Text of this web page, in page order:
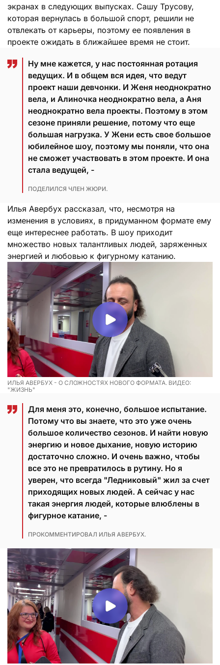
экранах в следующих выпусках. Сашу Трусову,
которая вернулась в большой спорт, решили не
отвлекать от карьеры, поэтому ее появления в
проекте ожидать в ближайшее время не стоит.
Ну мне кажется, у нас постоянная ротация
ведущих. И в общем вся идея, что ведут
проект наши девчонки. И Женя неоднократно
вела, и Алиночка неоднократно вела, а Аня
неоднократно вела проекты. Поэтому в этом
сезоне приняли решение, потому что еще
большая нагрузка. У Жени есть свое большое
юбилейное шоу, поэтому мы поняли, что она
не сможет участвовать в этом проекте. И она
стала ведущей, -
ПОДЕЛИЛСЯ ЧЛЕН ЖЮРИ.
Илья Авербух рассказал, что, несмотря на
изменения в условиях, в придуманном формате ему
еще интереснее работать. В шоу приходит
множество новых талантливых людей, заряженных
энергией и любовью к фигурному катанию.
ИЛЬЯ АВЕРБУХ - О СЛОЖНОСТЯХ НОВОГО ФОРМАТА. ВИДЕО:
"ЖИЗНЬ"
Для меня это, конечно, большое испытание.
Потому что вы знаете, что это уже очень
большое количество сезонов. И найти новую
энергию и новое дыхание, новую историю
достаточно сложно. И очень важно, чтобы
все это не превратилось в рутину. Но я
уверен, что всегда "Ледниковый" жил за счет
приходящих новых людей. А сейчас у нас
такая энергия людей, которые влюблены в
фигурное катание, -
ПРОКОММЕНТИРОВАЛ ИЛЬЯ АВЕРБУХ.